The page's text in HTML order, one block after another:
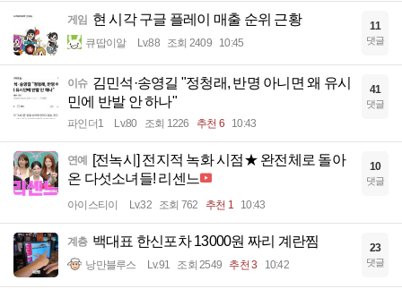
게임 현 시각 구글 플레이 매출 순위 근황
큐땁이알 Lv.88 조회 2409 10:45
11
댓글
이슈 김민석·송영길 "정청래, 반명 아니면 왜 유시
민에 반발 안 하나"
파인더1 Lv.80 조회 1226 추천 6 10:43
41
댓글
연예 [전녹시] 전지적 녹화 시점★ 완전체로 돌아
온 다섯소녀들! 리센느
아이스티이 Lv.32 조회 762 추천 1 10:43
10
댓글
계층 백대표 한신포차 13000원 짜리 계란찜
낭만블루스 Lv.91 조회 2549 추천 3 10:42
23
댓글